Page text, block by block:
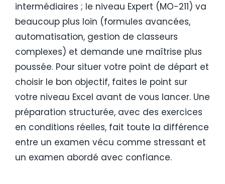
intermédiaires ; le niveau Expert (MO-211) va
beaucoup plus loin (formules avancées,
automatisation, gestion de classeurs
complexes) et demande une maîtrise plus
poussée. Pour situer votre point de départ et
choisir le bon objectif, faites le point sur
votre niveau Excel avant de vous lancer. Une
préparation structurée, avec des exercices
en conditions réelles, fait toute la différence
entre un examen vécu comme stressant et
un examen abordé avec confiance.